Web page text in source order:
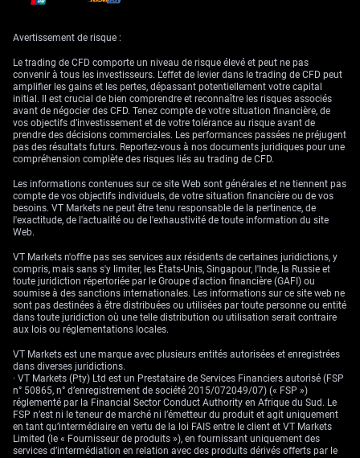
envisager de se positionner sur une hausse des taux courts. Cela peut se
traduire par des positions vendeuses sur les contrats futures Euribor ou
par la mise en place de swaps de taux payeur fixe. Le marché sous-
estime probablement l’ampleur totale des quatre hausses de taux que
nous anticipons avant une pause de la banque centrale.
Une BCE plus « hawkish » devrait également soutenir l’euro. Nous
voyons des opportunités pour se positionner sur un renforcement de
l’EUR face à des devises dont les banques centrales sont plus
EUR/USD может offrir un moyen efficient en capital de tirer parti de
cette divergence attendue de politique monétaire.
Ce cycle de resserrement devrait peser sur les actions européennes à
mesure que les coûts d’emprunt augmentent. Les investisseurs peuvent
vendeuses via des contrats futures sur indices, sur des références
comme l’Euro Stoxx 50. L’achat d’options de vente sur ces indices
constitue une autre stratégie pour profiter d’une correction potentielle
des marchés.
L’environnement actuel rappelle la période 2005-2007, lorsque la BCE a
procédé à une série de hausses graduelles pour contrer la montée des
relèvement mesuré mais déterminé est sur le point de s’engager. Nous
estimons que quatre hausses constitueraient le mouvement initial pour
encadrer les négociations salariales et refroidir l’économie.
Avertissement de risque :
Le trading de CFD comporte un niveau de risque élevé et peut ne pas
convenir à tous les investisseurs. L'effet de levier dans le trading de CFD peut
amplifier les gains et les pertes, dépassant potentiellement votre capital
initial. Il est crucial de bien comprendre et reconnaître les risques associés
avant de négocier des CFD. Tenez compte de votre situation financière, de
vos objectifs d’investissement et de votre tolérance au risque avant de
prendre des décisions commerciales. Les performances passées ne préjugent
pas des résultats futurs. Reportez-vous à nos documents juridiques pour une
compréhension complète des risques liés au trading de CFD.
Les informations contenues sur ce site Web sont générales et ne tiennent pas
compte de vos objectifs individuels, de votre situation financière ou de vos
besoins. VT Markets ne peut être tenu responsable de la pertinence, de
l'exactitude, de l'actualité ou de l'exhaustivité de toute information du site
Web.
VT Markets n'offre pas ses services aux résidents de certaines juridictions, y
compris, mais sans s'y limiter, les États-Unis, Singapour, l'Inde, la Russie et
toute juridiction répertoriée par le Groupe d'action financière (GAFI) ou
soumise à des sanctions internationales. Les informations sur ce site web ne
sont pas destinées à être distribuées ou utilisées par toute personne ou entité
dans toute juridiction où une telle distribution ou utilisation serait contraire
aux lois ou réglementations locales.
VT Markets est une marque avec plusieurs entités autorisées et enregistrées
dans diverses juridictions.
· VT Markets (Pty) Ltd est un Prestataire de Services Financiers autorisé (FSP
n° 50865, n° d’enregistrement de société 2015/072049/07) (« FSP »)
réglementé par la Financial Sector Conduct Authority en Afrique du Sud. Le
FSP n’est ni le teneur de marché ni l’émetteur du produit et agit uniquement
en tant qu’intermédiaire en vertu de la loi FAIS entre le client et VT Markets
Limited (le « Fournisseur de produits »), en fournissant uniquement des
services d’intermédiation en relation avec des produits dérivés offerts par le